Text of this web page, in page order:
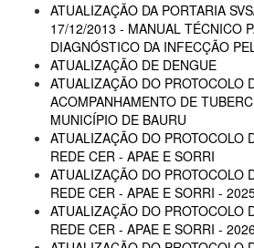
ATUALIZAÇÃO DA PORTARIA
17/12/2013 - MANUAL TÉCNICO
DIAGNÓSTICO DA INFECÇÃO
ATUALIZAÇÃO DE DENGUE
ATUALIZAÇÃO DO PROTOCOLO
ACOMPANHAMENTO DE
MUNICÍPIO DE BAURU
ATUALIZAÇÃO DO PROTOCOLO
REDE CER - APAE E SORRI
ATUALIZAÇÃO DO PROTOCOLO
REDE CER - APAE E SORRI -
ATUALIZAÇÃO DO PROTOCOLO
REDE CER - APAE E SORRI -